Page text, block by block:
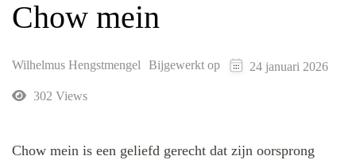
Chow mein
Wilhelmus Hengstmengel Bijgewerkt op 24 januari 2026
302 Views
Chow mein is een geliefd gerecht dat zijn oorsprong